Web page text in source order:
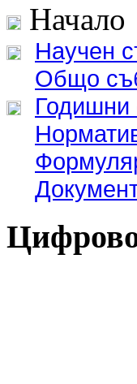
Начало
Научен
Общо